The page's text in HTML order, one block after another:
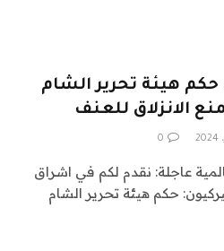
هيئة تحرير الشام
الانزلاق للعنف
0
متابعات عالمية عاجلة: نقدم لكم في اشراق
أميركيون: حكم هيئة تحرير الشام